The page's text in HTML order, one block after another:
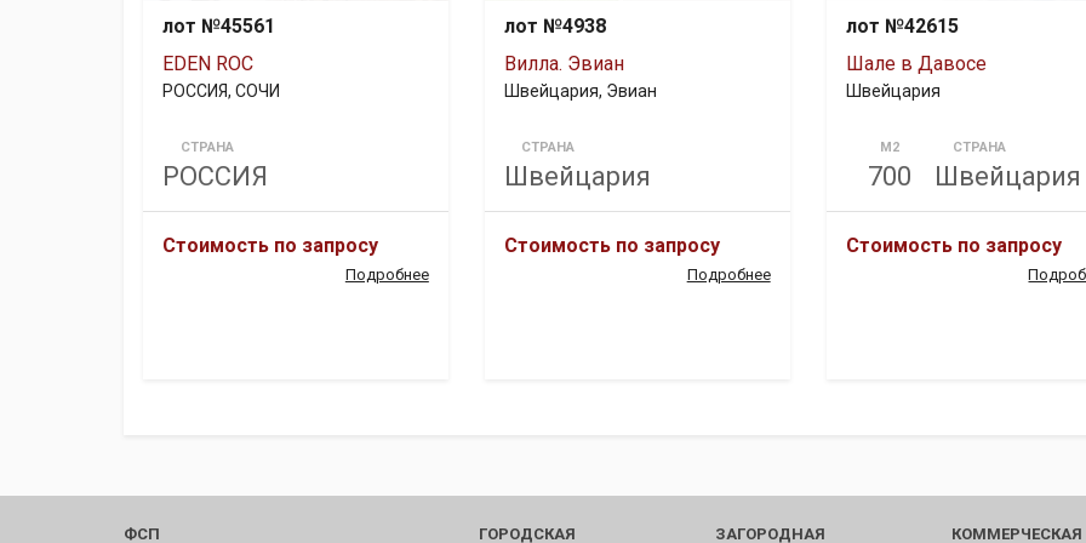
лот №45561
EDEN ROC
РОССИЯ, СОЧИ
СТРАНА
РОССИЯ
Стоимость по запросу
Подробнее
лот №4938
Вилла. Эвиан
Швейцария, Эвиан
СТРАНА
Швейцария
Стоимость по запросу
Подробнее
лот №42615
Шале в Давосе
Швейцария
М2
700
СТРАНА
Швейцария
Стоимость по запросу
ФСП
ГОРОДСКАЯ
ЗАГОРОДНАЯ
КОММЕРЧЕСКАЯ